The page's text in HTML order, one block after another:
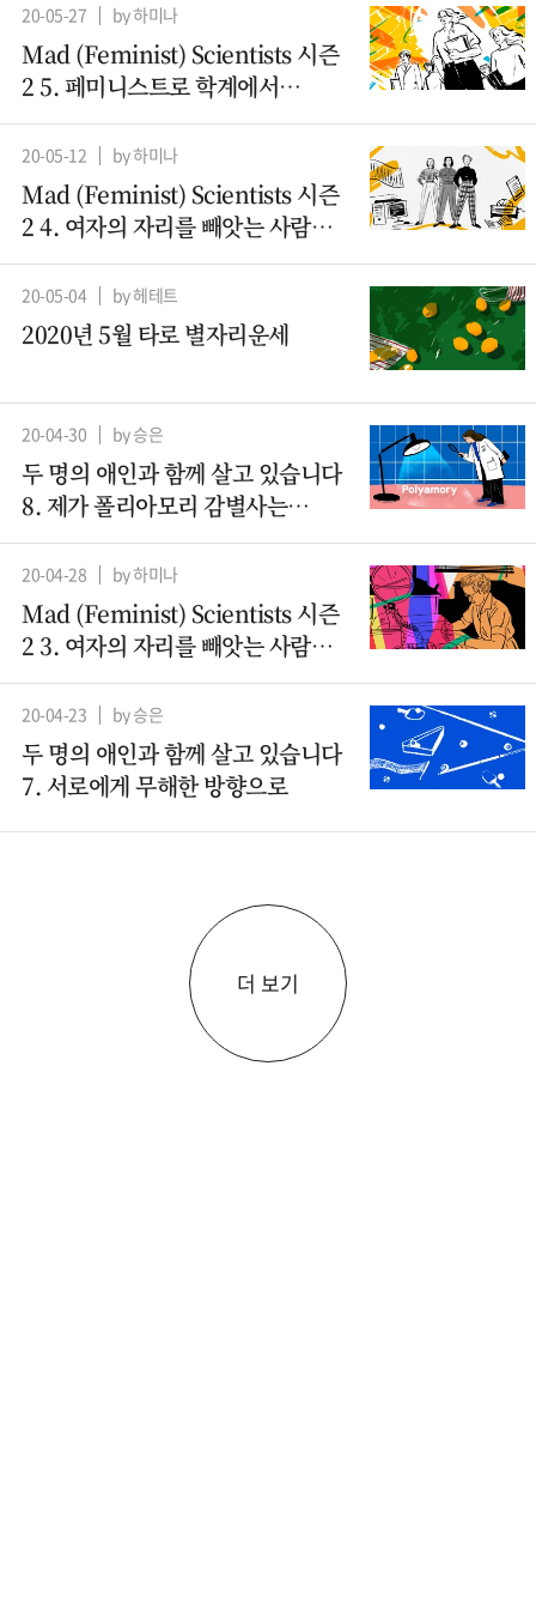
20-05-27 by 하미나
Mad (Feminist) Scientists 시즌
2 5. 페미니스트로 학계에서
살아남기
20-05-12 by 하미나
Mad (Feminist) Scientists 시즌
2 4. 여자의 자리를 빼앗는 사람들
– 컴퓨터과학 (2)
20-05-04 by 헤테트
2020년 5월 타로 별자리운세
20-04-30 by 승은
두 명의 애인과 함께 살고 있습니다
8. 제가 폴리아모리 감별사는
아니지만요
20-04-28 by 하미나
Mad (Feminist) Scientists 시즌
2 3. 여자의 자리를 빼앗는 사람들 -
컴퓨터과학(1)
20-04-23 by 승은
두 명의 애인과 함께 살고 있습니다
7. 서로에게 무해한 방향으로
더 보기